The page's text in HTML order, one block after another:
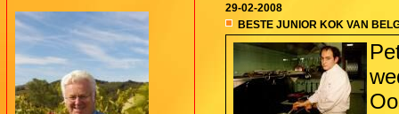
29-02-2008
BESTE JUNIOR KOK VAN